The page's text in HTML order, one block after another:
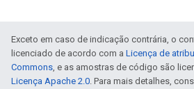
Exceto em caso de indicação contrária, o
licenciado de acordo com a Licença de
Commons, e as amostras de código são
Licença Apache 2.0. Para mais detalhes,